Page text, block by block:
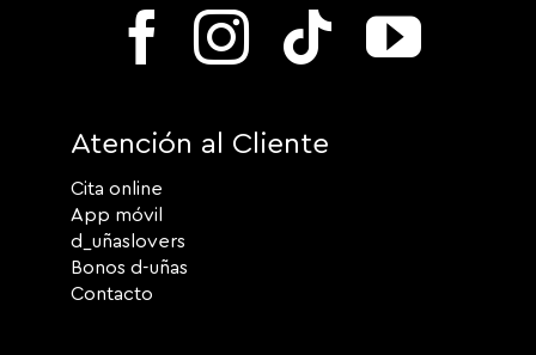
Atención al Cliente
Cita online
App móvil
d_uñaslovers
Bonos d-uñas
Contacto